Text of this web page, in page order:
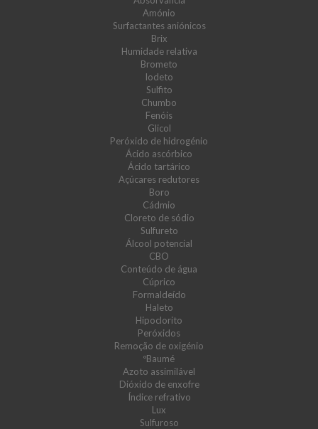
Amónio
Surfactantes aniónicos
Brix
Humidade relativa
Brometo
Iodeto
Sulfito
Chumbo
Fenóis
Glicol
Peróxido de hidrogénio
Ácido ascórbico
Ácido tartárico
Açúcares redutores
Boro
Cádmio
Cloreto de sódio
Sulfureto
Álcool potencial
CBO
Conteúdo de água
Cúprico
Formaldeído
Haleto
Hipoclorito
Peróxidos
Remoção de oxigénio
ºBaumé
Azoto assimilável
Dióxido de enxofre
Índice refrativo
Lux
Sulfuroso